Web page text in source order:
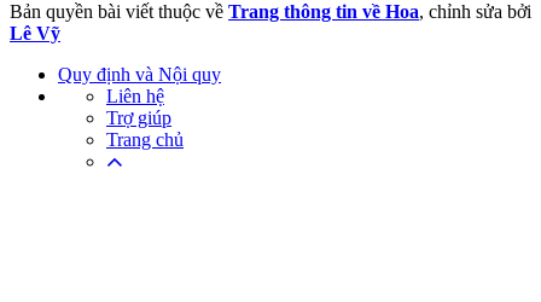
Bản quyền bài viết thuộc về Trang thông tin về Hoa, chỉnh sửa bởi
Lê Vỹ
Quy định và Nội quy
Liên hệ
Trợ giúp
Trang chủ